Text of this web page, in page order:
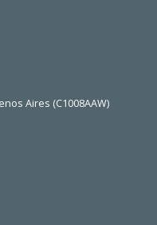
Aires (C1008AAW)